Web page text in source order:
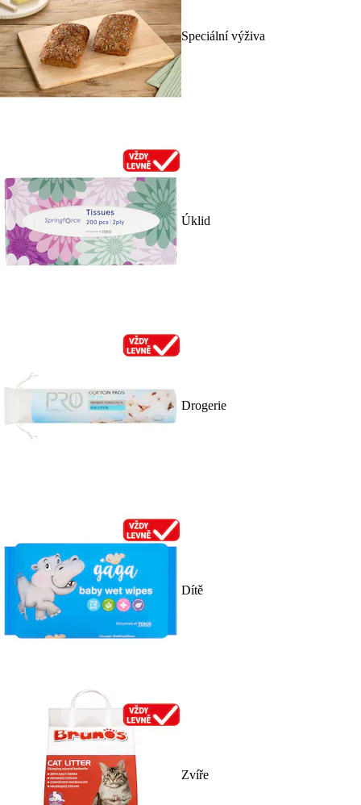
Speciální výživa
Úklid
Drogerie
Dítě
Zvíře